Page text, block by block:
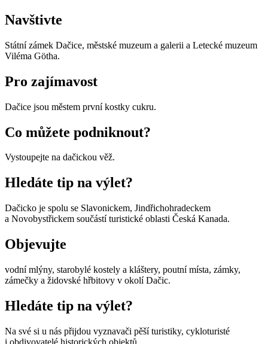
Navštivte
Státní zámek Dačice, městské muzeum a galerii a Letecké muzeum
Viléma Götha.
Pro zajímavost
Dačice jsou městem první kostky cukru.
Co můžete podniknout?
Vystoupejte na dačickou věž.
Hledáte tip na výlet?
Dačicko je spolu se Slavonickem, Jindřichohradeckem
a Novobystřickem součástí turistické oblasti Česká Kanada.
Objevujte
vodní mlýny, starobylé kostely a kláštery, poutní místa, zámky,
zámečky a židovské hřbitovy v okolí Dačic.
Hledáte tip na výlet?
Na své si u nás přijdou vyznavači pěší turistiky, cykloturisté
i obdivovatelé historických objektů.